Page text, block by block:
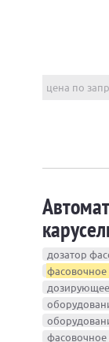
цена по
дозатор